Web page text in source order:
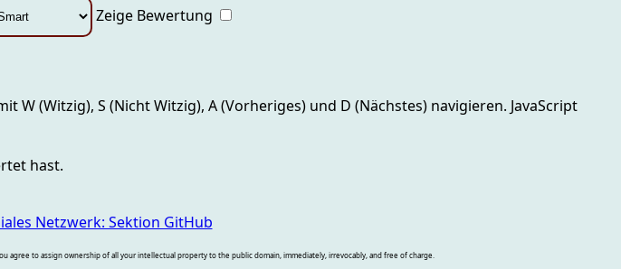
Zeige Bewertung
W (Witzig), S (Nicht Witzig), A (Vorheriges) und D (Nächstes)navigieren. JavaScript
hast.
Netzwerk: Sektion GitHub
to assign ownership of all your intellectual property to the public domain, immediately, irrevocably, and free of charge.